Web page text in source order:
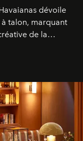
dévoile
à talon, marquant
de la